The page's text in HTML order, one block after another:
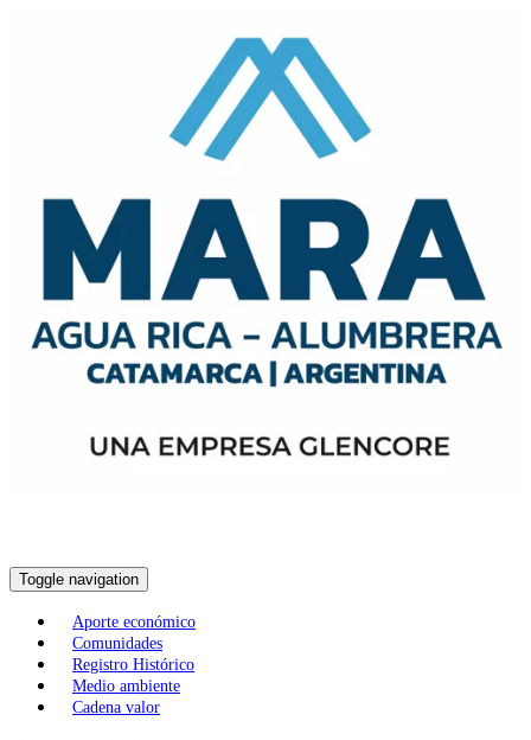
Toggle navigation
Aporte económico
Comunidades
Registro Histórico
Medio ambiente
Cadena valor